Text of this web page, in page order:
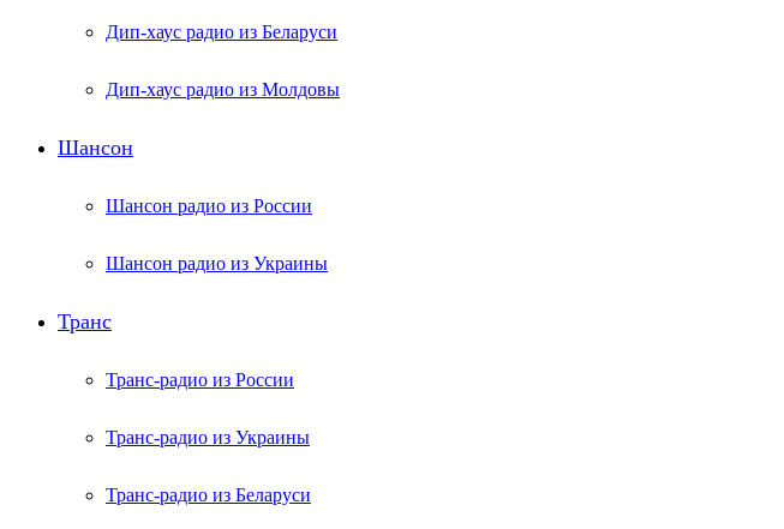
Дип-хаус радио из Беларуси
Дип-хаус радио из Молдовы
Шансон
Шансон радио из России
Шансон радио из Украины
Транс
Транс-радио из России
Транс-радио из Украины
Транс-радио из Беларуси